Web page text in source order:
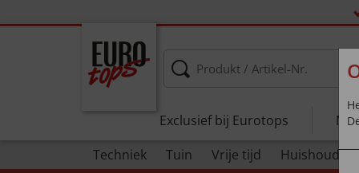
Exclusief bij Eurotops
Techniek
Tuin Vrije tijd Huishouden